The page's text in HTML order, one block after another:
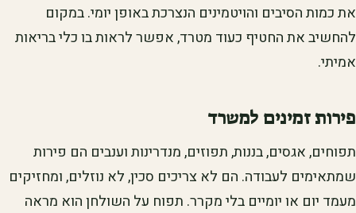
את כמות הסיבים והויטמינים הנצרכת באופן יומי. במקום
להחשיב את החטיף כעוד מטרד, אפשר לראות בו כלי בריאות
אמיתי.
פירות זמינים למשרד
תפוחים, אגסים, בננות, תפוזים, מנדרינות וענבים הם פירות
שמתאימים לעבודה. הם לא צריכים סכין, לא נוזלים, ומחזיקים
מעמד יום או יומיים בלי מקרר. תפוח על השולחן הוא מראה